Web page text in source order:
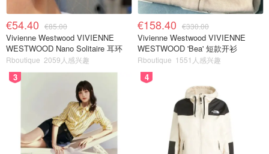
€54.40 €85.00
Vivienne Westwood VIVIENNE
WESTWOOD Nano Solitaire 耳环
Rboutique 2059人感兴趣
€158.40 €330.00
Vivienne Westwood VIVIENNE
WESTWOOD 'Bea' 短款开衫
Rboutique 1551人感兴趣
3 4